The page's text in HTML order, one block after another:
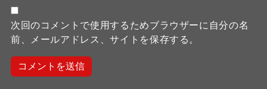
次回のコメントで使用するためブラウザーに自分の名
前、メールアドレス、サイトを保存する。